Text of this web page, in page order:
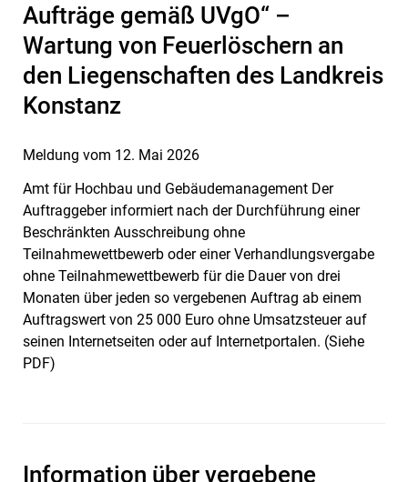
Meldung vom 12. Mai 2026
Aufträge gemäß UVgO“ –
Wartung von Feuerlöschern an
den Liegenschaften des Landkreis
Konstanz
Amt für Hochbau und Gebäudemanagement Der
Auftraggeber informiert nach der Durchführung einer
Beschränkten Ausschreibung ohne
Teilnahmewettbewerb oder einer Verhandlungsvergabe
ohne Teilnahmewettbewerb für die Dauer von drei
Monaten über jeden so vergebenen Auftrag ab einem
Auftragswert von 25 000 Euro ohne Umsatzsteuer auf
seinen Internetseiten oder auf Internetportalen. (Siehe
PDF)
Information über vergebene